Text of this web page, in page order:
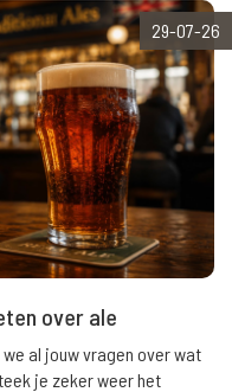
29-07-26
over ale
al jouw vragen over wat
je zeker weer het